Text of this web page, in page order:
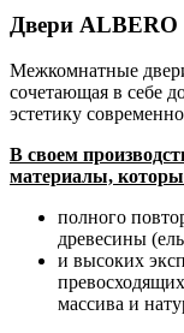
Двери ALBERO
Межкомнатные
сочетающая в себе
эстетику
В своем
материалы,
полного
древесины
и высоких
массива и